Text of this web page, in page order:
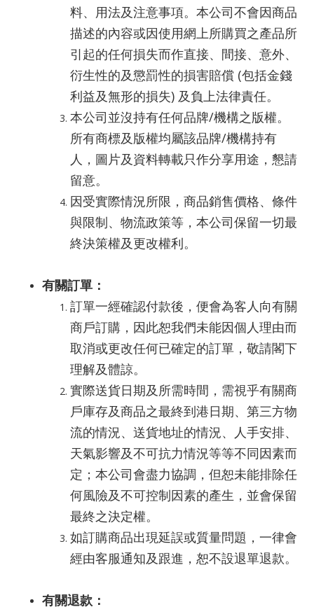
料、用法及注意事項。本公司不會因商品
描述的內容或因使用網上所購買之產品所
引起的任何損失而作直接、間接、意外、
衍生性的及懲罰性的損害賠償 (包括金錢
利益及無形的損失) 及負上法律責任。
本公司並沒持有任何品牌/機構之版權。
所有商標及版權均屬該品牌/機構持有
人，圖片及資料轉載只作分享用途，懇請
留意。
因受實際情況所限，商品銷售價格、條件
與限制、物流政策等，本公司保留一切最
終決策權及更改權利。
有關訂單：
訂單一經確認付款後，便會為客人向有關
商戶訂購，因此恕我們未能因個人理由而
取消或更改任何已確定的訂單，敬請閣下
理解及體諒。
實際送貨日期及所需時間，需視乎有關商
戶庫存及商品之最終到港日期、第三方物
流的情況、送貨地址的情況、人手安排、
天氣影響及不可抗力情況等等不同因素而
定；本公司會盡力協調，但恕未能排除任
何風險及不可控制因素的產生，並會保留
最終之決定權。
如訂購商品出現延誤或質量問題，一律會
經由客服通知及跟進，恕不設退單退款。
有關退款：